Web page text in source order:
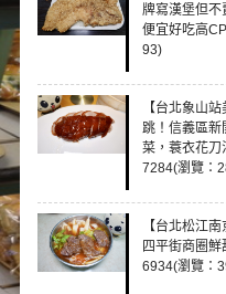
牌寫漢堡但不
便宜好吃高
93)
【台北象山
跳！信義區新
菜，蓑衣花刀
7284(瀏覽：
【台北松江
四平街商圈
6934(瀏覽：